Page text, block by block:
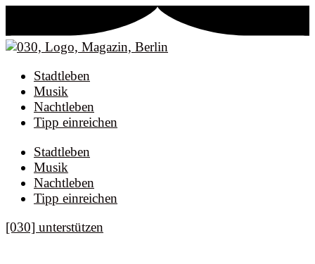
Stadtleben
Musik
Nachtleben
Tipp einreichen
Stadtleben
Musik
Nachtleben
Tipp einreichen
[030] unterstützen